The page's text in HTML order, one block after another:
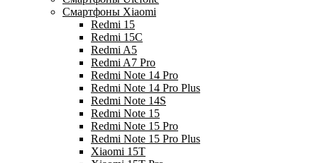
Смартфоны Xiaomi
Redmi 15
Redmi 15C
Redmi A5
Redmi A7 Pro
Redmi Note 14 Pro
Redmi Note 14 Pro Plus
Redmi Note 14S
Redmi Note 15
Redmi Note 15 Pro
Redmi Note 15 Pro Plus
Xiaomi 15T